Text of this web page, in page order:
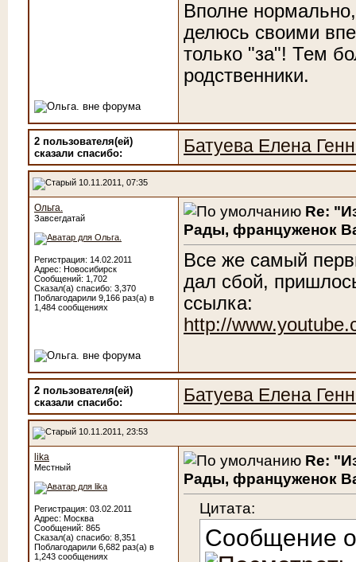
Вполне
делюсь своими
только "за"! Тем
родственники.
2 пользователя(ей)
сказали cпасибо:
Батуева Елена
10.11.2011, 07:35
Ольга.
Завсегдатай
Регистрация: 14.02.2011
Адрес: Новосибирск
Сообщений: 1,702
Сказал(а) спасибо: 3,370
Поблагодарили 9,166 раз(а) в
1,484 сообщениях
Re:
Рады, француженок
Все же самый
дал сбой,
ссылка:
http://
2 пользователя(ей)
сказали cпасибо:
Батуева Елена
10.11.2011, 23:53
lika
Местный
Регистрация: 03.02.2011
Адрес: Москва
Сообщений: 865
Сказал(а) спасибо: 8,351
Поблагодарили 6,682 раз(а) в
1,243 сообщениях
Re:
Рады, француженок
Цитата:
Сообщение